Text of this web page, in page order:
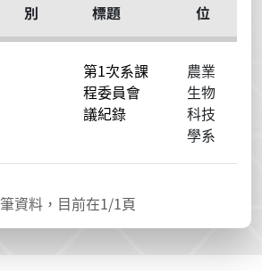
別
標題
位
第1次系課
程委員會
議紀錄
農業
生物
科技
學系
筆資料，目前在1/1頁